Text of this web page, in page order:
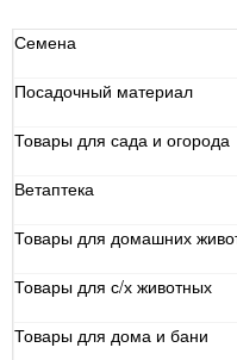
Семена
Посадочный материал
Товары для сада и огорода
Ветаптека
Товары для домашних
Товары для с/х животных
Товары для дома и бани